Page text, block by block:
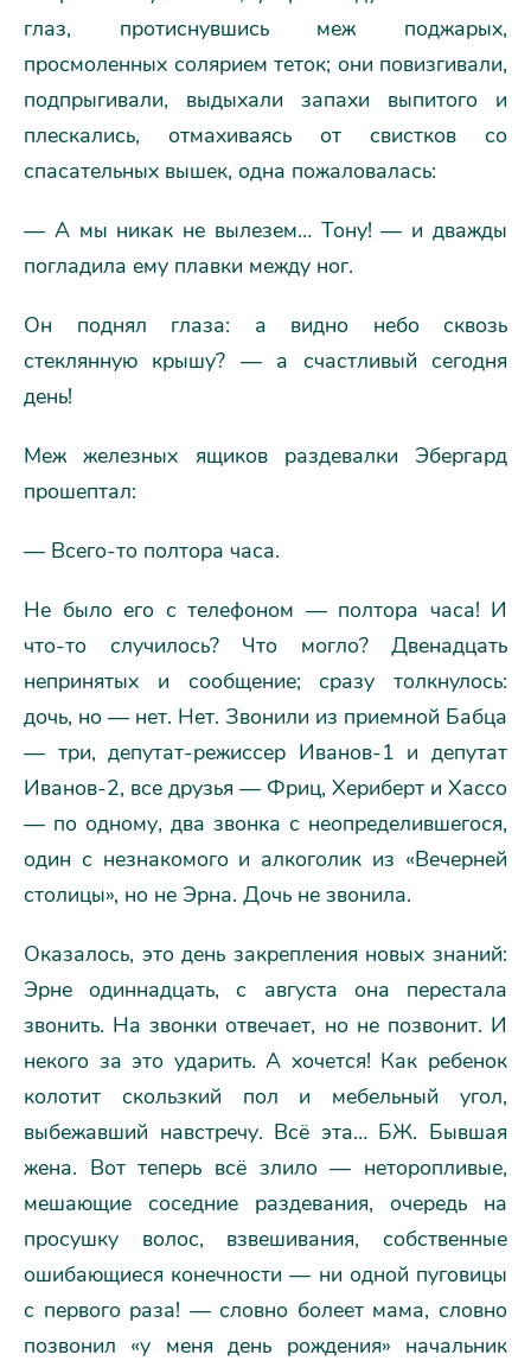
глаз, протиснувшись меж поджарых,
просмоленных солярием теток; они повизгивали,
подпрыгивали, выдыхали запахи выпитого и
плескались, отмахиваясь от свистков со
спасательных вышек, одна пожаловалась:
— А мы никак не вылезем… Тону! — и дважды
погладила ему плавки между ног.
Он поднял глаза: а видно небо сквозь
стеклянную крышу? — а счастливый сегодня
день!
Меж железных ящиков раздевалки Эбергард
прошептал:
— Всего-то полтора часа.
Не было его с телефоном — полтора часа! И
что-то случилось? Что могло? Двенадцать
непринятых и сообщение; сразу толкнулось:
дочь, но — нет. Нет. Звонили из приемной Бабца
— три, депутат-режиссер Иванов-1 и депутат
Иванов-2, все друзья — Фриц, Хериберт и Хассо
— по одному, два звонка с неопределившегося,
один с незнакомого и алкоголик из «Вечерней
столицы», но не Эрна. Дочь не звонила.
Оказалось, это день закрепления новых знаний:
Эрне одиннадцать, с августа она перестала
звонить. На звонки отвечает, но не позвонит. И
некого за это ударить. А хочется! Как ребенок
колотит скользкий пол и мебельный угол,
выбежавший навстречу. Всё эта… БЖ. Бывшая
жена. Вот теперь всё злило — неторопливые,
мешающие соседние раздевания, очередь на
просушку волос, взвешивания, собственные
ошибающиеся конечности — ни одной пуговицы
с первого раза! — словно болеет мама, словно
позвонил «у меня день рождения» начальник